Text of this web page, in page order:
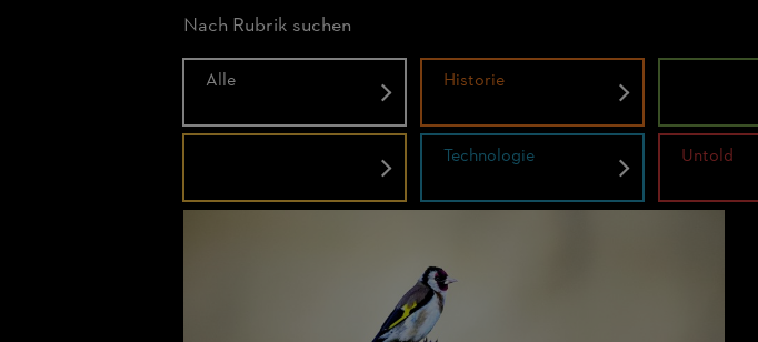
Nach Rubrik suchen
Alle Historie
Technologie Untold